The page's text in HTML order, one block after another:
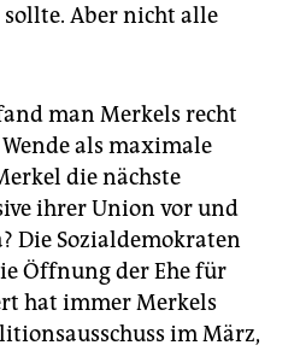
Aber nicht alle
man Merkels recht
als maximale
die nächste
ihrer Union vor und
Die Sozialdemokraten
Öffnung der Ehe für
hat immer Merkels
im März,